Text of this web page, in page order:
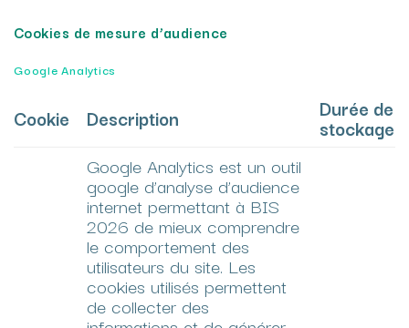
Cookies de mesure d’audience
Google Analytics
Cookie Description Durée de
stockage
Google Analytics est un outil
google d’analyse d’audience
internet permettant à BIS
2026 de mieux comprendre
le comportement des
utilisateurs du site. Les
cookies utilisés permettent
de collecter des